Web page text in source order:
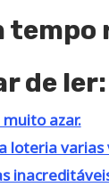
tempo
de ler:
azar.
loteria varias